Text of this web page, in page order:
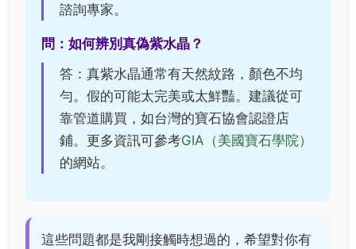
諮詢專家。
問：如何辨別真偽紫水晶？
答：真紫水晶通常有天然紋路，顏色不均
勻。假的可能太完美或太鮮豔。建議從可
靠管道購買，如台灣的寶石協會認證店
鋪。更多資訊可參考GIA（美國寶石學院）
的網站。
這些問題都是我剛接觸時想過的，希望對你有